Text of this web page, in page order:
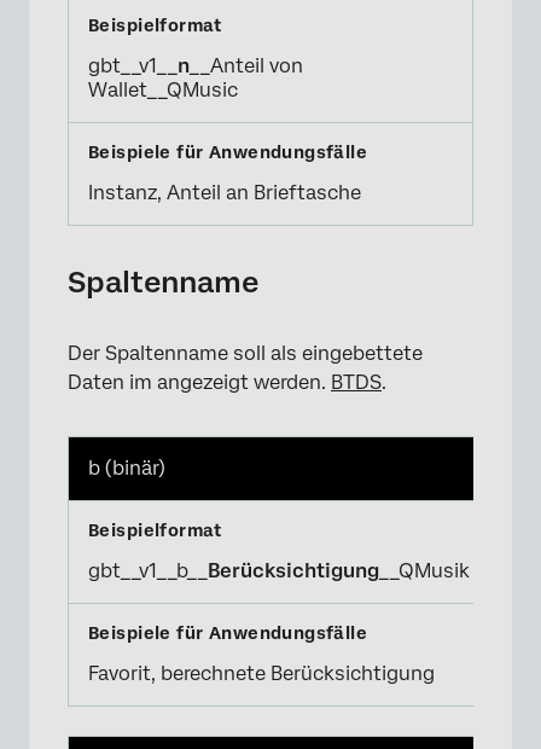
gbt__v1__ n __Anteil von
Wallet__QMusic
Instanz, Anteil an Brieftasche
Spaltenname
Der Spaltenname soll als eingebettete
Daten im angezeigt werden. BTDS.
b (binär)
gbt__v1__b__ Berücksichtigung __QMusik
Favorit, berechnete Berücksichtigung